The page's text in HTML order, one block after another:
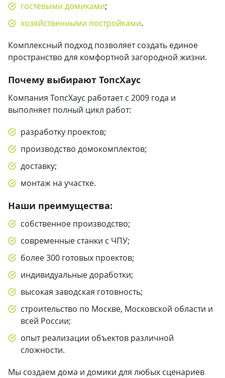
гостевыми домиками;
хозяйственными постройками.
Комплексный подход позволяет создать единое
пространство для комфортной загородной жизни.
Почему выбирают ТопсХаус
Компания ТопсХаус работает с 2009 года и
выполняет полный цикл работ:
разработку проектов;
производство домокомплектов;
доставку;
монтаж на участке.
Наши преимущества:
собственное производство;
современные станки с ЧПУ;
более 300 готовых проектов;
индивидуальные доработки;
высокая заводская готовность;
строительство по Москве, Московской области и
всей России;
опыт реализации объектов различной
сложности.
Мы создаем дома и домики для любых сценариев